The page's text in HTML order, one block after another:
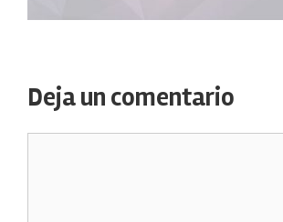
Deja un comentario